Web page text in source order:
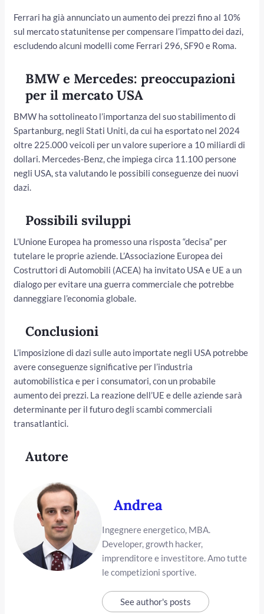
Ferrari ha già annunciato un aumento dei prezzi fino al 10%
sul mercato statunitense per compensare l’impatto dei dazi,
escludendo alcuni modelli come Ferrari 296, SF90 e Roma.
BMW e Mercedes: preoccupazioni
per il mercato USA
BMW ha sottolineato l’importanza del suo stabilimento di
Spartanburg, negli Stati Uniti, da cui ha esportato nel 2024
oltre 225.000 veicoli per un valore superiore a 10 miliardi di
dollari. Mercedes-Benz, che impiega circa 11.100 persone
negli USA, sta valutando le possibili conseguenze dei nuovi
dazi.
Possibili sviluppi
L’Unione Europea ha promesso una risposta “decisa” per
tutelare le proprie aziende. L’Associazione Europea dei
Costruttori di Automobili (ACEA) ha invitato USA e UE a un
dialogo per evitare una guerra commerciale che potrebbe
danneggiare l’economia globale.
Conclusioni
L’imposizione di dazi sulle auto importate negli USA potrebbe
avere conseguenze significative per l’industria
automobilistica e per i consumatori, con un probabile
aumento dei prezzi. La reazione dell’UE e delle aziende sarà
determinante per il futuro degli scambi commerciali
transatlantici.
Autore
Andrea
Ingegnere energetico, MBA.
Developer, growth hacker,
imprenditore e investitore. Amo tutte
le competizioni sportive.
See author's posts